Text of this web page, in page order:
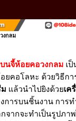
งกลม
บนจี้ห้อยคอวงกลม เ
ยคอโลหะ ด้วยวิธีก
ม แล้วนำไปยิงด้วยเค
การบนชิ้นงาน การท
จากจะทำเป็นรูปภา